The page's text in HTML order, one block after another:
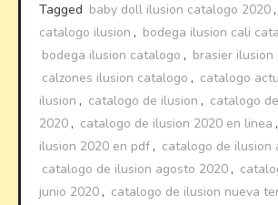
Tagged baby doll ilusion catalogo 2020 ,
catalogo ilusion , bodega ilusion cali
bodega ilusion catalogo , brasier ilusion
calzones ilusion catalogo , catalogo
ilusion , catalogo de ilusion , catalogo
2020 , catalogo de ilusion 2020 en linea ,
ilusion 2020 en pdf , catalogo de ilusion
catalogo de ilusion agosto 2020 ,
junio 2020 , catalogo de ilusion nueva